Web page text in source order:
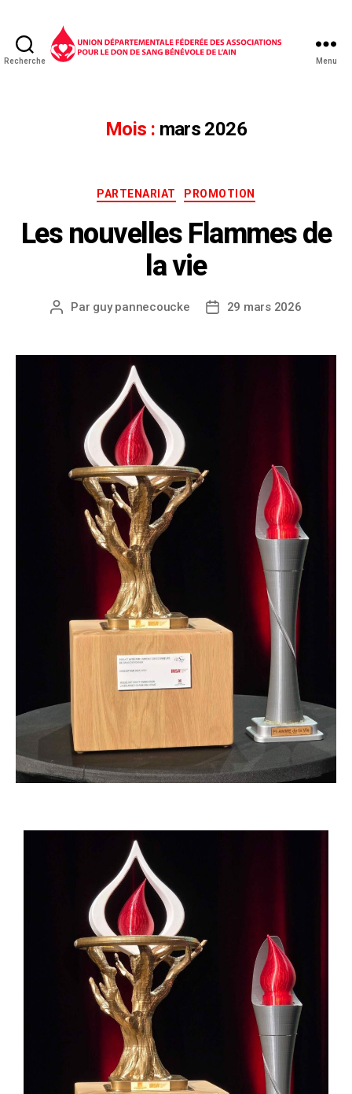
Recherche Menu
Mois : mars 2026
PARTENARIAT PROMOTION
Les nouvelles Flammes de
la vie
Par guy pannecoucke 29 mars 2026